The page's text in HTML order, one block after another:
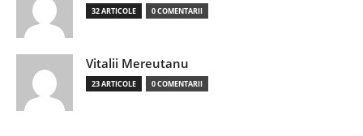
32 ARTICOLE 0 COMENTARII
Vitalii Mereutanu
23 ARTICOLE 0 COMENTARII